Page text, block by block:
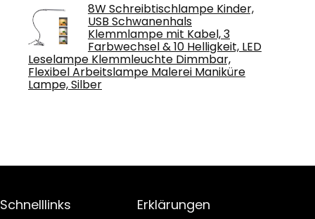
8W Schreibtischlampe Kinder,
USB Schwanenhals
Klemmlampe mit Kabel, 3
Farbwechsel & 10 Helligkeit, LED
Leselampe Klemmleuchte Dimmbar,
Flexibel Arbeitslampe Malerei Maniküre
Lampe, Silber
Schnelllinks Erklärungen